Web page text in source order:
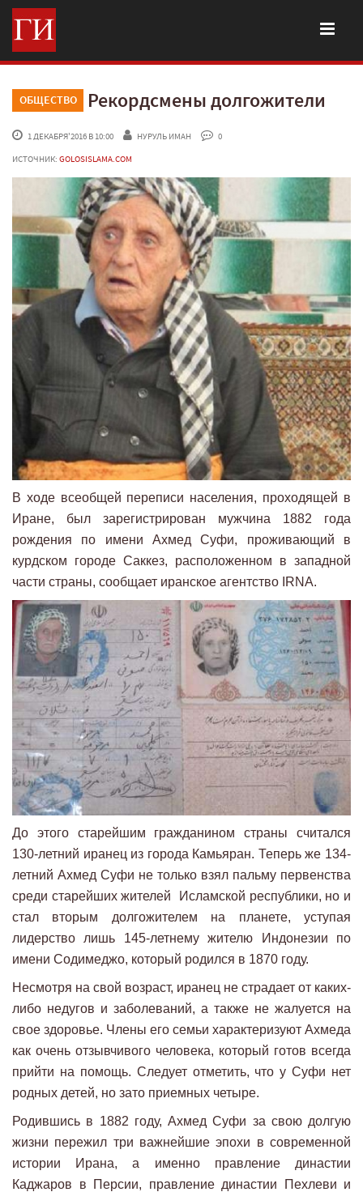
ОБЩЕСТВО Рекордсмены долгожители
1 ДЕКАБРЯ'2016 В 10:00 НУРУЛЬ ИМАН
0
ИСТОЧНИК: GOLOSISLAMA.COM
В ходе всеобщей переписи населения, проходящей в
Иране, был зарегистрирован мужчина 1882 года
рождения по имени Ахмед Суфи, проживающий в
курдском городе Саккез, расположенном в западной
части страны, сообщает иранское агентство IRNA.
До этого старейшим гражданином страны считался
130-летний иранец из города Камьяран. Теперь же 134-
летний Ахмед Суфи не только взял пальму первенства
среди старейших жителей Исламской республики, но и
стал вторым долгожителем на планете, уступая
лидерство лишь 145-летнему жителю Индонезии по
имени Содимеджо, который родился в 1870 году.
Несмотря на свой возраст, иранец не страдает от каких-
либо недугов и заболеваний, а также не жалуется на
свое здоровье. Члены его семьи характеризуют Ахмеда
как очень отзывчивого человека, который готов всегда
прийти на помощь. Следует отметить, что у Суфи нет
родных детей, но зато приемных четыре.
Родившись в 1882 году, Ахмед Суфи за свою долгую
жизни пережил три важнейшие эпохи в современной
истории Ирана, а именно правление династии
Каджаров в Персии, правление династии Пехлеви и